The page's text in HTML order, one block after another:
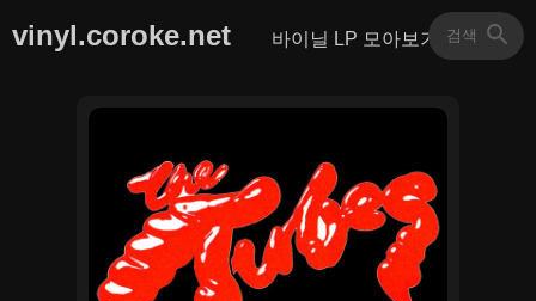
vinyl.coroke.net 바이닐 LP 모아보기